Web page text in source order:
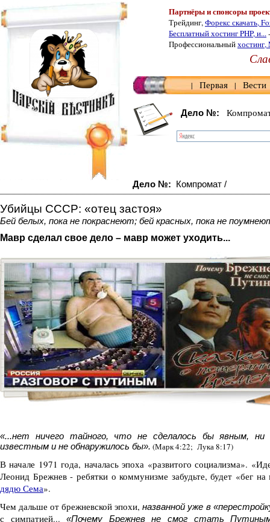
Дело №: Компромат /
Убийцы СССР: «отец застоя»
Бей белых, пока не покраснеют; бей красных, пока не
Мавр сделал свое дело – мавр может уходить...
«...нет ничего тайного, что не сделалось бы явным, ни
известным и не обнаружилось бы». (Марк 4:22; Лука 8:17)
В начале 1971 года, началась эпоха «развитого социализма».
Леонид Брежнев - ребятки о коммунизме забудьте, будет «бег
дядю Сема».
Чем дальше от брежневской эпохи,названной уже в
с симпатией...«Почему Брежнев не смог стать
| Первая | Вести
Дело №:
Партнёры и спонсоры
Трейдинг,Форекс скачать,
Бесплатный хостинг PHP, и...
Профессиональныйхостинг,